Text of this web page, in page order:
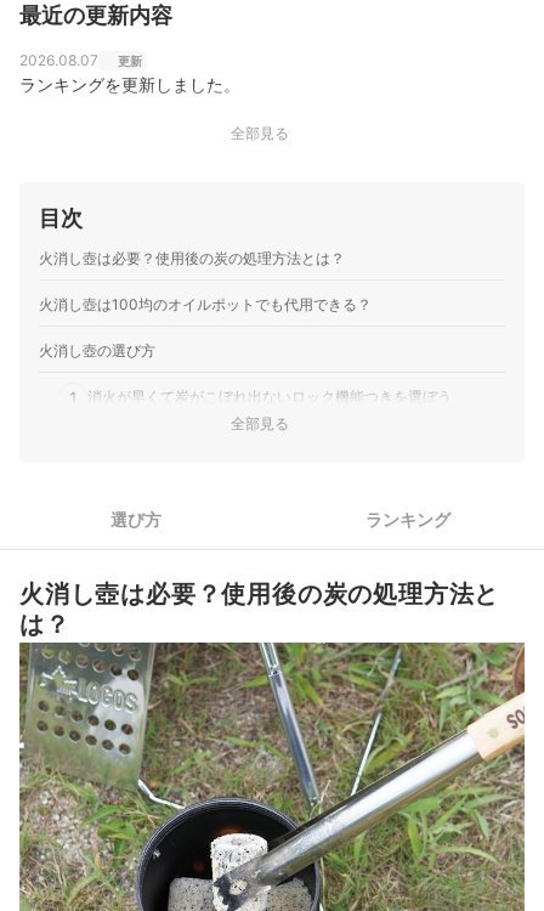
https://www.zubora-mom.com/
最近の更新内容
2026.08.07 更新
ランキングを更新しました。
全部見る
目次
火消し壺は必要？使用後の炭の処理方法とは？
火消し壺は100均のオイルポットでも代用できる？
火消し壺の選び方
1 消火が早くて炭がこぼれ出ないロック機能つきを選ぼう
4
自宅でのBBQなら陶器タイプもおすすめ！錆びない・転がりに
火消し壺全20商品おすすめ人気ランキング
火消し壺の使い方をチェック！
火消し壺の売れ筋ランキングもチェック！
全部見る
選び方 ランキング
火消し壺は必要？使用後の炭の処理方法と
は？